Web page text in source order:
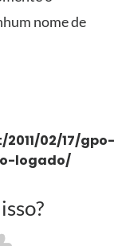
nome de
02/17/gpo-
logado/